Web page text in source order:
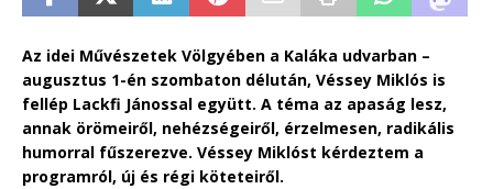
Az idei Művészetek Völgyében a Kaláka udvarban –
augusztus 1-én szombaton délután, Véssey Miklós is
fellép Lackfi Jánossal együtt. A téma az apaság lesz,
annak örömeiről, nehézségeiről, érzelmesen, radikális
humorral fűszerezve. Véssey Miklóst kérdeztem a
programról, új és régi köteteiről.